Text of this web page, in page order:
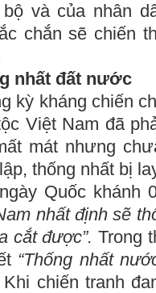
và của nhân
chắn sẽ chiến
nhất đất nước
kỳ kháng chiến
Việt Nam đã
mát nhưng
thống nhất bị
Quốc khánh
nhất định sẽ
cắt được”. Trong
“Thống nhất
chiến tranh